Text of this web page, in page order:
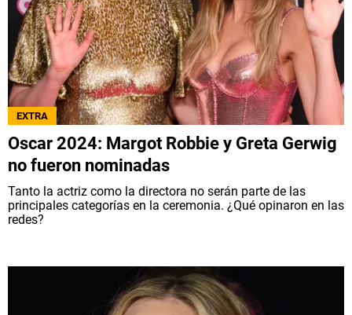
EXTRA
Oscar 2024: Margot Robbie y Greta Gerwig
no fueron nominadas
Tanto la actriz como la directora no serán parte de las
principales categorías en la ceremonia. ¿Qué opinaron en las
redes?